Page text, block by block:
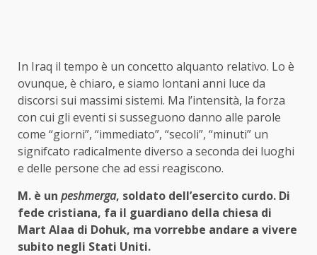
In Iraq il tempo è un concetto alquanto relativo. Lo è
ovunque, è chiaro, e siamo lontani anni luce da
discorsi sui massimi sistemi. Ma l’intensità, la forza
con cui gli eventi si susseguono danno alle parole
come “giorni”, “immediato”, “secoli”, “minuti” un
signifcato radicalmente diverso a seconda dei luoghi
e delle persone che ad essi reagiscono.
M. è un peshmerga, soldato dell’esercito curdo. Di
fede cristiana, fa il guardiano della chiesa di
Mart Alaa di Dohuk, ma vorrebbe andare a vivere
subito negli Stati Uniti.